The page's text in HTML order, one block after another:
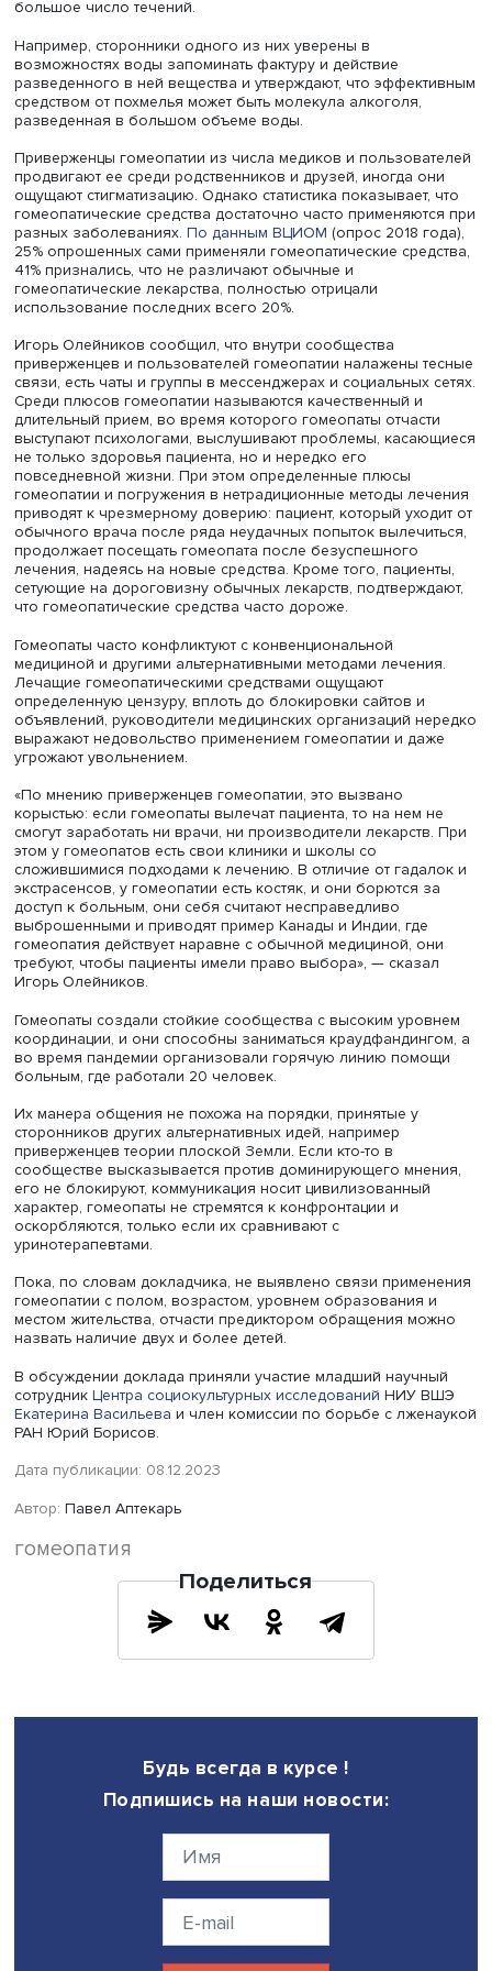
Фото: iStock
При этом гомеопатия, в отличие от других
основательную теоретическую базу, в ней конкурирует
большое число течений.
Например, сторонники одного из них уверены в
возможностях воды запоминать фактуру и действие
разведенного в ней вещества и утверждают, что
средством от похмелья может быть молекула алкоголя,
разведенная в большом объеме воды.
Приверженцы гомеопатии из числа медиков и
продвигают ее среди родственников и друзей, иногда
ощущают стигматизацию. Однако статистика
гомеопатические средства достаточно часто
разных заболеваниях.
(опрос 2018
25% опрошенных сами применяли гомеопатические
41% признались, что не различают обычные и
гомеопатические лекарства, полностью отрицали
использование последних всего 20%.
Игорь Олейников сообщил, что внутри сообщества
приверженцев и пользователей гомеопатии налажены
связи, есть чаты и группы в мессенджерах и
Среди плюсов гомеопатии называются качественный и
длительный прием, во время которого гомеопаты
выступают психологами, выслушивают проблемы,
не только здоровья пациента, но и нередко его
повседневной жизни. При этом определенные плюсы
гомеопатии и погружения в нетрадиционные методы
приводят к чрезмерному доверию: пациент, который
обычного врача после ряда неудачных попыток
лечения, надеясь на новые средства. Кроме того,
сетующие на дороговизну обычных лекарств,
что гомеопатические средства часто дороже.
Гомеопаты часто конфликтуют с конвенциональной
медициной и другими альтернативными методами
Лечащие гомеопатическими средствами ощущают
определенную цензуру, вплоть до блокировки сайтов и
объявлений, руководители медицинских организаций
выражают недовольство применением гомеопатии и
угрожают увольнением.
«По мнению приверженцев гомеопатии, это вызвано
корыстью: если гомеопаты вылечат пациента, то на нем
смогут заработать ни врачи, ни производители
этом у гомеопатов есть свои клиники и школы со
сложившимися подходами к лечению. В отличие от
экстрасенсов, у гомеопатии есть костяк, и они борются
доступ к больным, они себя считают несправедливо
выброшенными и приводят пример Канады и Индии, где
требуют, чтобы пациенты имели право выбора», —
Гомеопаты создали стойкие сообщества с высоким
координации, и они способны заниматься
во время пандемии организовали горячую линию
больным, где работали 20 человек.
сообществе высказывается против доминирующего
характер, гомеопаты не стремятся к конфронтации и
оскорбляются, только если их сравнивают с
уринотерапевтами.
Пока, по словам докладчика, не выявлено связи
гомеопатии с полом, возрастом, уровнем образования
местом жительства, отчасти предиктором обращения
назвать наличие двух и более детей.
В обсуждении доклада приняли участие младший